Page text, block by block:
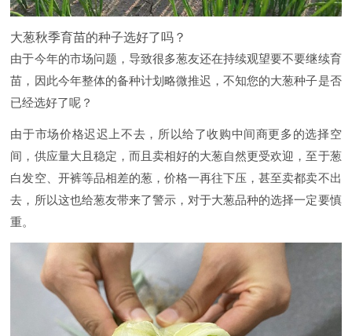
大葱秋季育苗的种子选好了吗？
由于今年的市场问题，导致很多葱友还在持续观望要不要继续育
苗，因此今年整体的备种计划略微推迟，不知您的大葱种子是否
已经选好了呢？
由于市场价格迟迟上不去，所以给了收购中间商更多的选择空
间，供应量大且稳定，而且卖相好的大葱自然更受欢迎，至于葱
白发空、开裤等品相差的葱，价格一再往下压，甚至卖都卖不出
去，所以这也给葱友带来了警示，对于大葱品种的选择一定要慎
重。